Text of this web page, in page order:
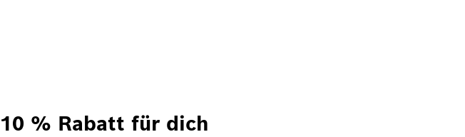
10 % Rabatt für dich